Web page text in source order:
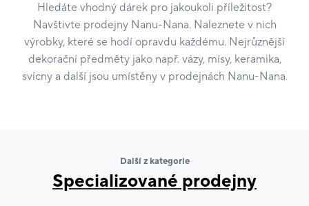
Hledáte vhodný dárek pro jakoukoli příležitost?
Navštivte prodejny Nanu-Nana. Naleznete v nich
výrobky, které se hodí opravdu každému. Nejrůznější
dekorační předměty jako např. vázy, mísy, keramika,
svícny a další jsou umístěny v prodejnách Nanu-Nana.
Další z kategorie
Specializované prodejny